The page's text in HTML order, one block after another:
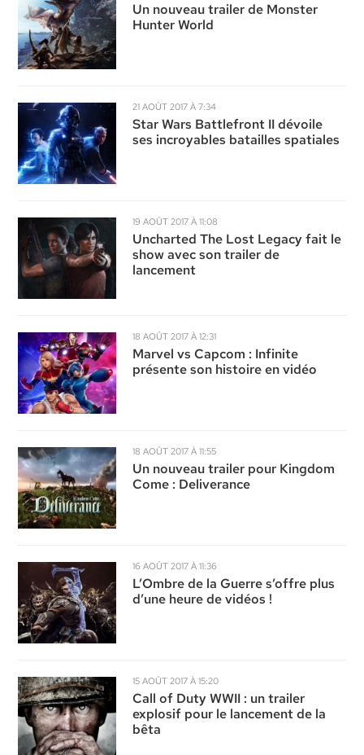
Un nouveau trailer de Monster
Hunter World
21 AOÛT 2017 À 7:34
Star Wars Battlefront II dévoile
ses incroyables batailles spatiales
19 AOÛT 2017 À 11:08
Uncharted The Lost Legacy fait le
show avec son trailer de
lancement
18 AOÛT 2017 À 12:31
Marvel vs Capcom : Infinite
présente son histoire en vidéo
18 AOÛT 2017 À 11:55
Un nouveau trailer pour Kingdom
Come : Deliverance
16 AOÛT 2017 À 11:36
L’Ombre de la Guerre s’offre plus
d’une heure de vidéos !
15 AOÛT 2017 À 15:20
Call of Duty WWII : un trailer
explosif pour le lancement de la
bêta